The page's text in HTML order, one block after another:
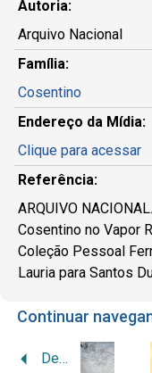
Autoria:
Arquivo Nacional
Família:
Cosentino
Endereço da Mídia:
Clique para acessar
Referência:
ARQUIVO
Cosentino no Vapor
Coleção Pessoal
Lauria para Santos
Continuar
Declaração de desembarque de Nicola Cosentino e esposa no Rio de Janeiro